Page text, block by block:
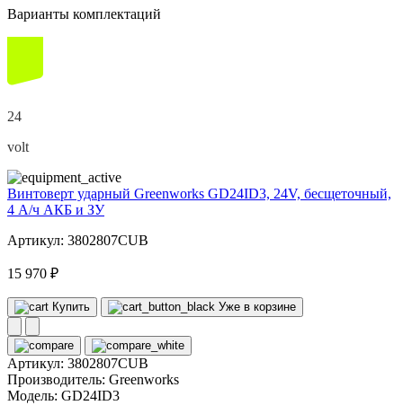
Варианты комплектаций
24
volt
Винтоверт ударный Greenworks GD24ID3, 24V, бесщеточный,
4 А/ч АКБ и ЗУ
Артикул: 3802807CUB
15 970 ₽
Купить Уже в корзине
Артикул: 3802807CUB
Производитель: Greenworks
Модель: GD24ID3